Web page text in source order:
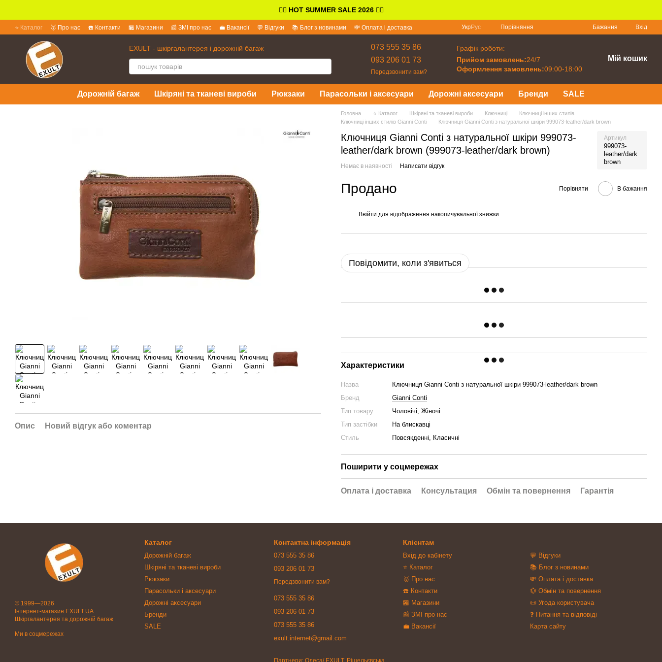
👉🏻 HOT SUMMER SALE 2026👈🏻
⭐ Каталог 🥇 Про нас ☎️ Контакти 🏪 Магазини 📰 ЗМІ про нас 💼 Вакансії 💬 Відгуки 📚 Блог з новинами
💸 Оплата і доставка
УкрРус Порівняння Бажання Вхід
EXULT - шкіргалантерея і дорожній багаж
073 555 35 86
093 206 01 73
Передзвонити вам?
Графік роботи:
Прийом замовлень:24/7
Оформлення замовлень:09:00-18:00
Мій кошик
Дорожній багаж Шкіряні та тканеві вироби Рюкзаки Парасольки і аксесуари Дорожні аксесуари Бренди SALE
Опис Новий відгук або коментар
Головна ⭐ Каталог Шкіряні та тканеві вироби Ключниці
Ключниці інших стилів
Ключниці інших стилів Gianni Conti
Ключниця Gianni Conti з натуральної шкіри 999073-leather/dark brown
Ключниця Gianni Conti з натуральної шкіри 999073-
leather/dark brown (999073-leather/dark brown)
Артикул
999073-
leather/dark
brown
Немає в наявності Написати відгук
Продано Порівняти В бажання
Ввійти для відображення накопичувальної знижки
Повідомити, коли з'явиться
Характеристики
Назва
Ключниця Gianni Conti з натуральної шкіри 999073-leather/dark brown
Бренд
Gianni Conti
Тип товару
Чоловічі, Жіночі
Тип застібки
На блискавці
Стиль
Повсякденні, Класичні
Поширити у соцмережах
Оплата і доставка Консультация Обмін та повернення Гарантія
© 1999—2026
Інтернет-магазин EXULT.UA
Шкіргалантерея та дорожній багаж
Ми в соцмережах
Каталог
Дорожній багаж
Шкіряні та тканеві вироби
Рюкзаки
Парасольки і аксесуари
Дорожні аксесуари
Бренди
SALE
Контактна інформація
073 555 35 86
093 206 01 73
Передзвонити вам?
073 555 35 86
093 206 01 73
073 555 35 86
exult.internet@gmail.com
Клієнтам
Вхід до кабінету
⭐ Каталог
🥇 Про нас
☎️ Контакти
🏪 Магазини
📰 ЗМІ про нас
💼 Вакансії
💬 Відгуки
📚 Блог з новинами
💸 Оплата і доставка
💱 Обмін та повернення
📜 Угода користувача
❓ Питання та відповіді
Карта сайту